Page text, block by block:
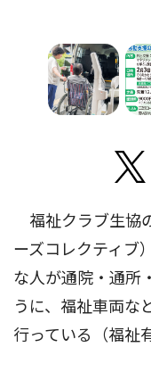
福祉クラブ生協
ーズコレクティブ
な人が通院・通所
うに、福祉車両な
行っている（福祉